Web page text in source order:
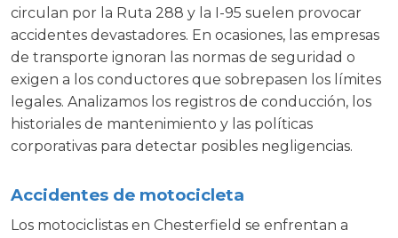
circulan por la Ruta 288 y la I-95 suelen provocar
accidentes devastadores. En ocasiones, las empresas
de transporte ignoran las normas de seguridad o
exigen a los conductores que sobrepasen los límites
legales. Analizamos los registros de conducción, los
historiales de mantenimiento y las políticas
corporativas para detectar posibles negligencias.
Accidentes de motocicleta
Los motociclistas en Chesterfield se enfrentan a